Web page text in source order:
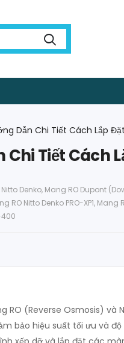
Dẫn Chi Tiết Cách Lắp
Chi Tiết Cách
Denko, Mang RO Dupont
RO Nitto Denko PRO-XP1, Mang
RO (Reverse Osmosis)
bảo hiệu suất tối ưu và